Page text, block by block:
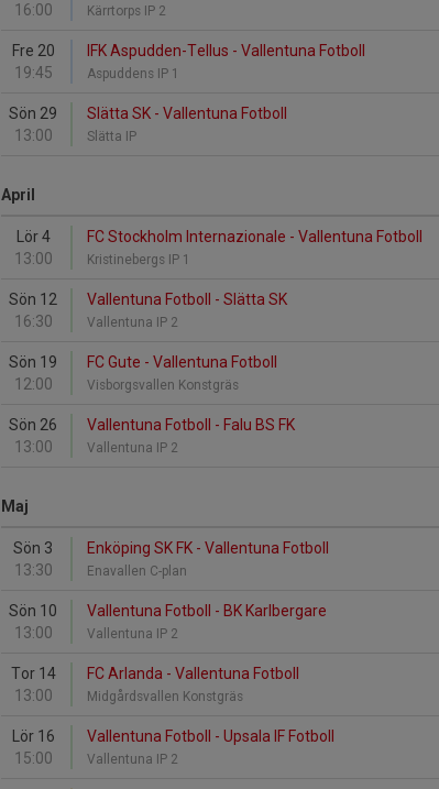
16:00
Kärrtorps IP 2
Fre 20
19:45
IFK Aspudden-Tellus - Vallentuna Fotboll
Aspuddens IP 1
Sön 29
13:00
Slätta SK - Vallentuna Fotboll
Slätta IP
April
Lör 4
13:00
FC Stockholm Internazionale - Vallentuna Fotboll
Kristinebergs IP 1
Sön 12
16:30
Vallentuna Fotboll - Slätta SK
Vallentuna IP 2
Sön 19
12:00
FC Gute - Vallentuna Fotboll
Visborgsvallen Konstgräs
Sön 26
13:00
Vallentuna Fotboll - Falu BS FK
Vallentuna IP 2
Maj
Sön 3
13:30
Enköping SK FK - Vallentuna Fotboll
Enavallen C-plan
Sön 10
13:00
Vallentuna Fotboll - BK Karlbergare
Vallentuna IP 2
Tor 14
13:00
FC Arlanda - Vallentuna Fotboll
Midgårdsvallen Konstgräs
Lör 16
15:00
Vallentuna Fotboll - Upsala IF Fotboll
Vallentuna IP 2